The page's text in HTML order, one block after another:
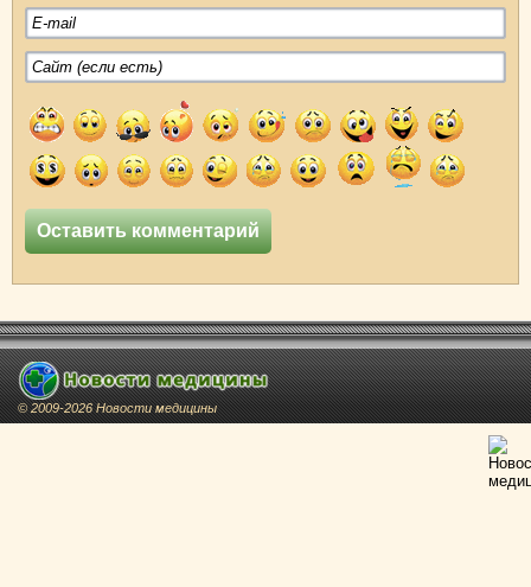
© 2009-2026 Новости медицины